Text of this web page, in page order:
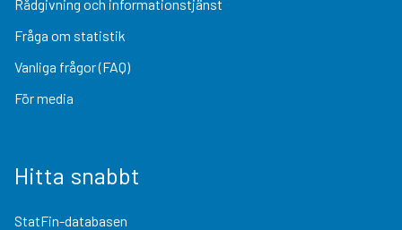
Rådgivning och informationstjänst
Fråga om statistik
Vanliga frågor (FAQ)
För media
Hitta snabbt
StatFin-databasen